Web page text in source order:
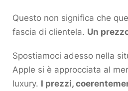
Questo non significa che
fascia di clientela. Un
Spostiamoci adesso nella
Apple si è approcciata al
luxury. I prezzi,